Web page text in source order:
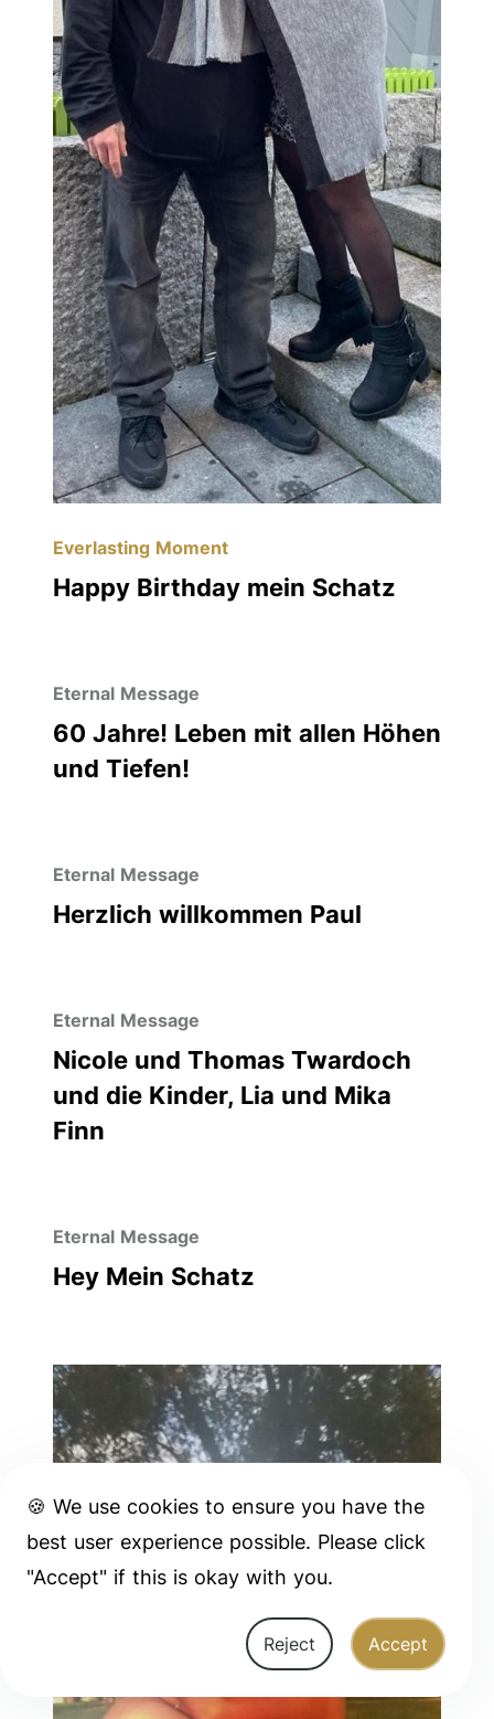
🍪 We use cookies to ensure you have the
best user experience possible. Please click
"Accept" if this is okay with you.
Reject Accept
Everlasting Moment
Happy Birthday mein Schatz
Eternal Message
60 Jahre! Leben mit allen Höhen
und Tiefen!
Eternal Message
Herzlich willkommen Paul
Eternal Message
Nicole und Thomas Twardoch
und die Kinder, Lia und Mika
Finn
Eternal Message
Hey Mein Schatz